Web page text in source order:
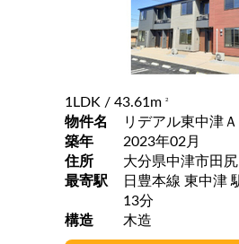
1LDK / 43.61m 2
物件名
リデアル東中津Ａ
築年
2023年02月
住所
大分県中津市田尻
最寄駅
日豊本線 東中津 駅 徒歩
13分
構造
木造